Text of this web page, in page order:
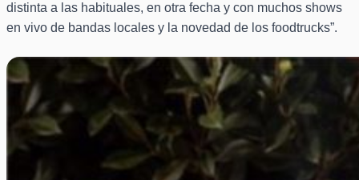
distinta a las habituales, en otra fecha y con muchos shows
en vivo de bandas locales y la novedad de los foodtrucks”.